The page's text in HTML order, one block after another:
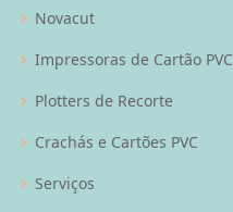
Novacut
Impressoras de Cartão PVC
Plotters de Recorte
Crachás e Cartões PVC
Serviços